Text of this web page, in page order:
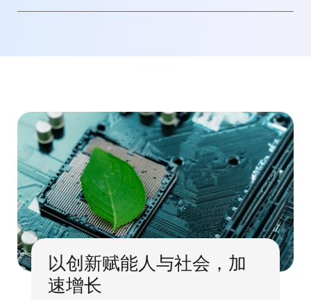
以创新赋能人与社会，加
速增长